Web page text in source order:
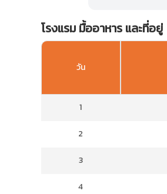
โรงแรม มื้ออาหาร และที่อยู่
วัน
1
2
3
4